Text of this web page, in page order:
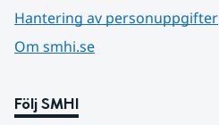
Hantering av personuppgifter
Om smhi.se
Följ SMHI